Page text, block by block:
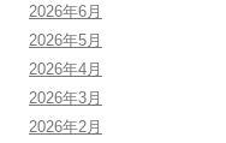
2026年6月
2026年5月
2026年4月
2026年3月
2026年2月